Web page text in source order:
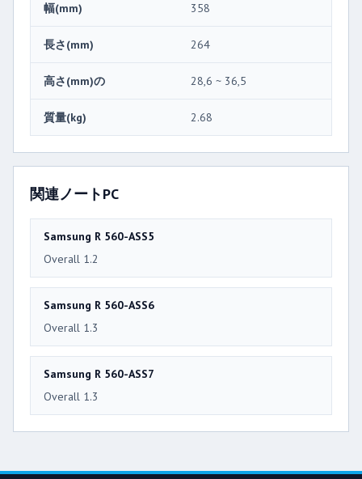
幅(mm) 358
長さ(mm) 264
高さ(mm)の 28,6 ~ 36,5
質量(kg) 2.68
関連ノートPC
Samsung R 560-ASS5
Overall 1.2
Samsung R 560-ASS6
Overall 1.3
Samsung R 560-ASS7
Overall 1.3